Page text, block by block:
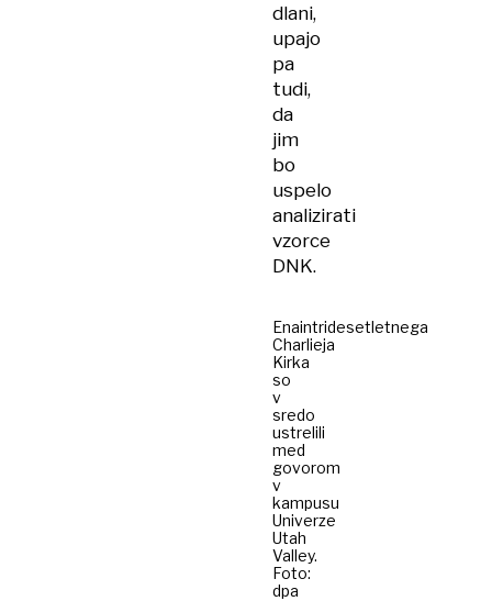
dlani,
upajo
pa
tudi,
da
jim
bo
uspelo
analizirati
vzorce
DNK.
Enaintridesetletnega
Charlieja
Kirka
so
v
sredo
ustrelili
med
govorom
v
kampusu
Univerze
Utah
Valley.
Foto:
dpa